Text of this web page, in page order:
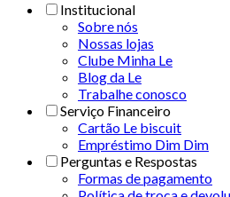
Institucional
Sobre nós
Nossas lojas
Clube Minha Le
Blog da Le
Trabalhe conosco
Serviço Financeiro
Cartão Le biscuit
Empréstimo Dim Dim
Perguntas e Respostas
Formas de pagamento